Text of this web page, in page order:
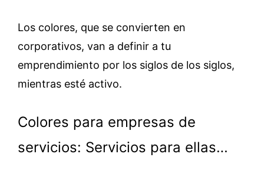
Los colores, que se convierten en
corporativos, van a definir a tu
emprendimiento por los siglos de los siglos,
mientras esté activo.
Colores para empresas de
servicios: Servicios para ellas…